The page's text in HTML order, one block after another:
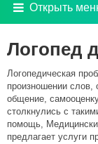
Открыть
Главная
Услуги
Прейскурант
Врачи
Расписание
Лицензии
Контакты
Логопед
Логопедическая
произношении слов,
общение,
столкнулись с
помощь,
предлагает услуги